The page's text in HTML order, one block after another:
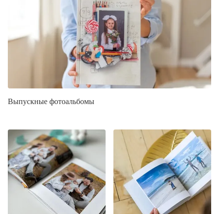
Выпускные фотоальбомы